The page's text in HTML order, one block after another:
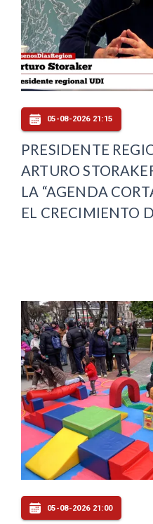
05-08-2026 21:15
PRESIDENTE
ARTURO
LA “AGENDA
EL CRECIMIENTO
05-08-2026 21:00